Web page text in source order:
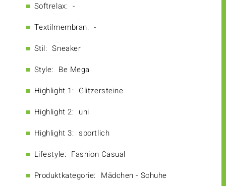
Softrelax: -
Textilmembran: -
Stil: Sneaker
Style: Be Mega
Highlight 1: Glitzersteine
Highlight 2: uni
Highlight 3: sportlich
Lifestyle: Fashion Casual
Produktkategorie: Mädchen - Schuhe